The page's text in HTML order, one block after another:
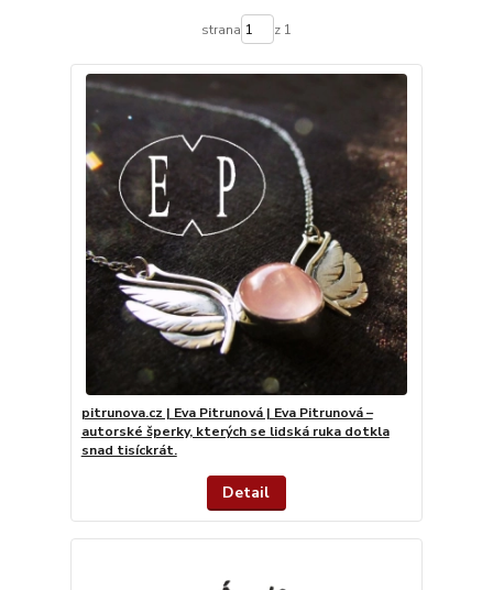
strana z 1
pitrunova.cz | Eva Pitrunová | Eva Pitrunová –
autorské šperky, kterých se lidská ruka dotkla
snad tisíckrát.
Detail